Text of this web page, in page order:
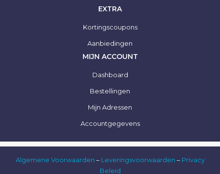
EXTRA
Kortingscoupons
Aanbiedingen
MIJN ACCOUNT
Dashboard
Bestellingen
Mijn Adressen
Accountgegevens
Algemene Voorwaarden – Leveringsvoorwaarden – Privacy
Beleid